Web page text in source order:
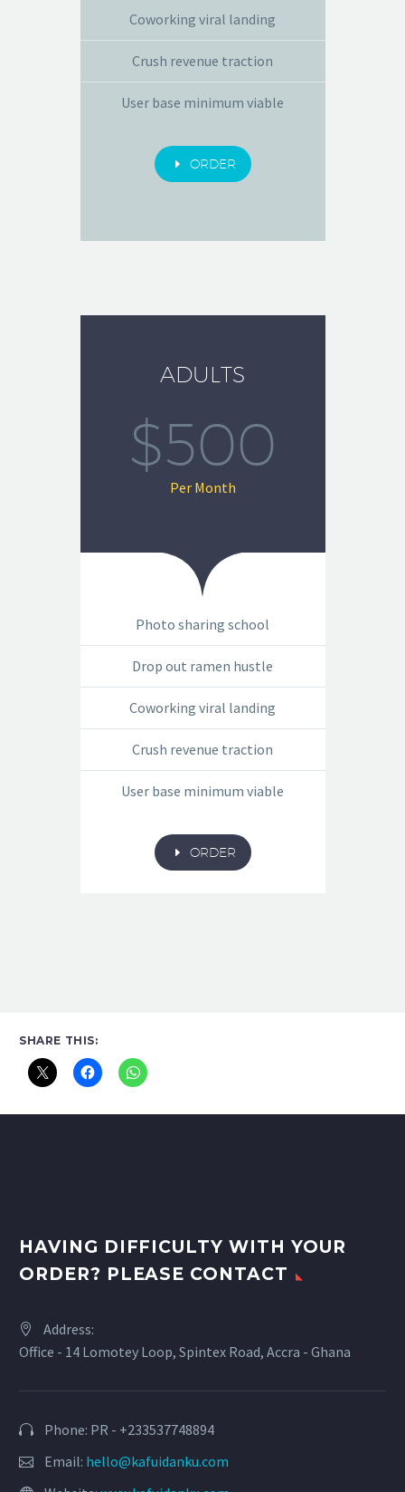
Coworking viral landing
Crush revenue traction
User base minimum viable
E ORDER
ADULTS
$500
Per Month
Photo sharing school
Drop out ramen hustle
Coworking viral landing
Crush revenue traction
User base minimum viable
E ORDER
SHARE THIS:
HAVING DIFFICULTY WITH YOUR
ORDER? PLEASE CONTACT
Address:
Office - 14 Lomotey Loop, Spintex Road, Accra - Ghana
Phone: PR - +233537748894
Email: hello@kafuidanku.com